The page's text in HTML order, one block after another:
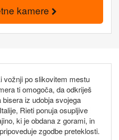
kamere
vožnji po slikovitem mestu
ti omogoča, da odkriješ
iz udobja svojega
Rieti ponuja osupljive
ki je obdana z gorami, in
zgodbe preteklosti.